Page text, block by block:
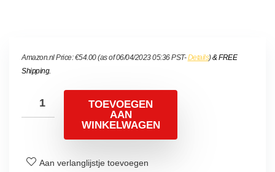
Amazon.nl Price:€54.00(as of 06/04/2023 05:36 PST-Details)&FREE
Shipping.
TOEVOEGEN
AAN
WINKELWAGEN
Aan verlanglijstje toevoegen